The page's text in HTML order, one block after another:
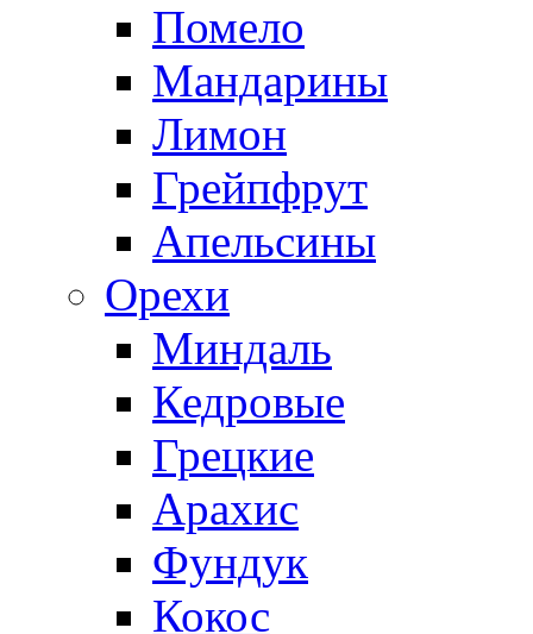
Помело
Мандарины
Лимон
Грейпфрут
Апельсины
Орехи
Миндаль
Кедровые
Грецкие
Арахис
Фундук
Кокос